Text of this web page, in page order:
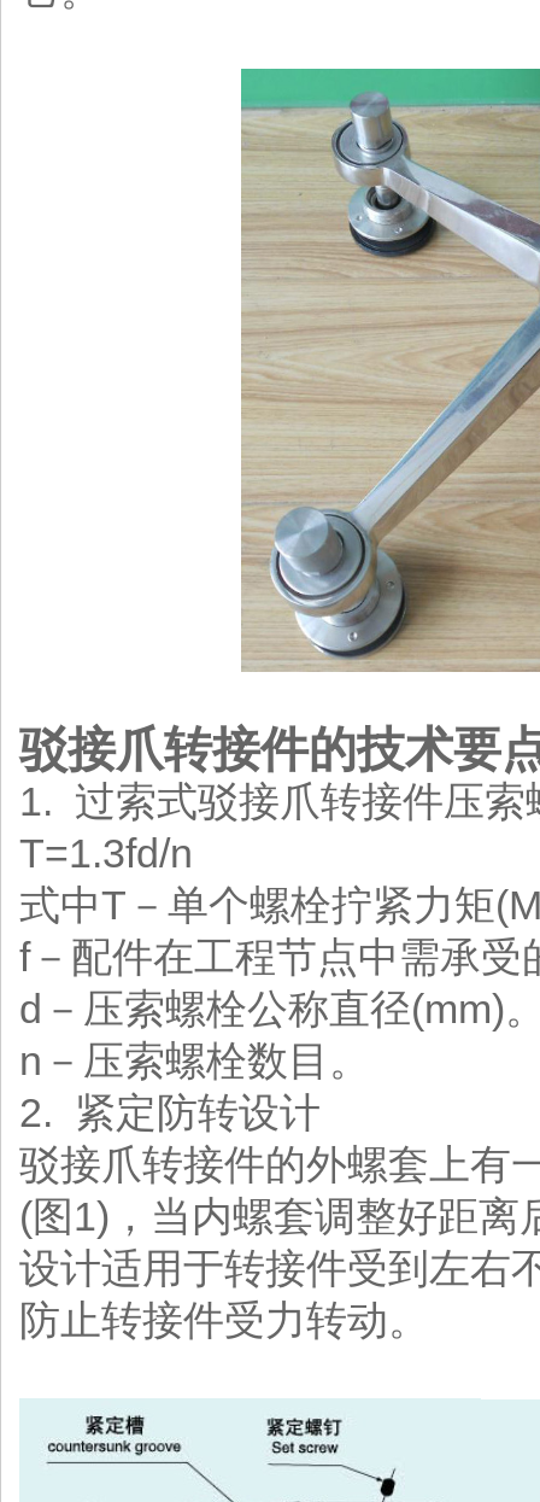
驳接爪转接件的技术要
1. 过索式驳接爪转接件压索
T=1.3fd/n
式中T－单个螺栓拧紧力矩
f－配件在工程节点中需承受
d－压索螺栓公称直径(mm)
n－压索螺栓数目。
2. 紧定防转设计
驳接爪转接件的外螺套上有
(图1)，当内螺套调整好距
设计适用于转接件受到左右
防止转接件受力转动。